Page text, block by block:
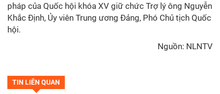
pháp của Quốc hội khóa XV giữ chức Trợ lý ông Nguyễn
Khắc Định, Ủy viên Trung ương Đảng, Phó Chủ tịch Quốc
hội.
Nguồn: NLNTV
TIN LIÊN QUAN